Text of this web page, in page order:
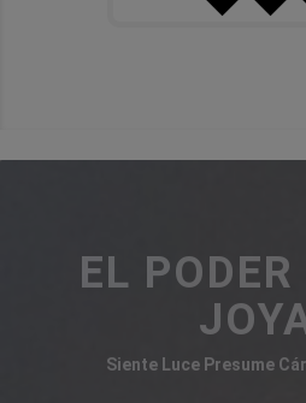
EL
Siente Luce Presume